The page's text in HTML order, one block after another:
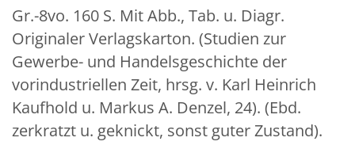
Buchempfehlungen
Neubuchsortiment
Über uns
Aktuelles
Meine Tätigkeitsfelder
Gr.-8vo. 160 S. Mit Abb., Tab. u. Diagr.
Originaler Verlagskarton. (Studien zur
Gewerbe- und Handelsgeschichte der
vorindustriellen Zeit, hrsg. v. Karl Heinrich
Kaufhold u. Markus A. Denzel, 24). (Ebd.
zerkratzt u. geknickt, sonst guter Zustand).